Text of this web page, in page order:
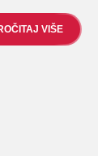
VIŠE